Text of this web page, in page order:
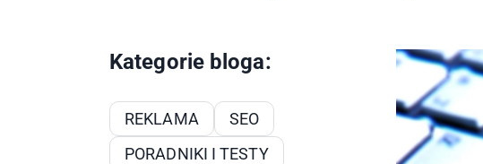
Kategorie bloga:
REKLAMA
SEO
PORADNIKI I TESTY